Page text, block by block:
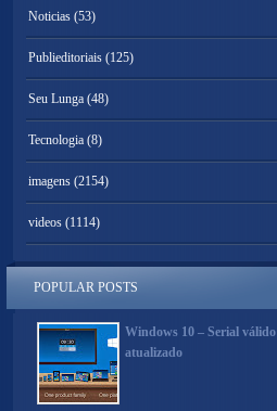
Noticias (53)
Publieditoriais (125)
Seu Lunga (48)
Tecnologia (8)
imagens (2154)
videos (1114)
POPULAR POSTS
Windows 10 – Serial válido
atualizado